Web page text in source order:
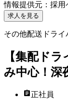
情報提供元 ： 採用
求人を見る
その他配送ドライ
【集配ド
み中心！深
正社員